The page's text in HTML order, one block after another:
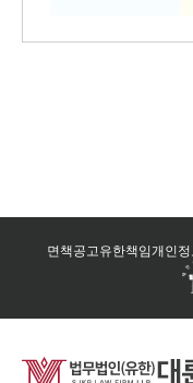
면책공고유한책임개인